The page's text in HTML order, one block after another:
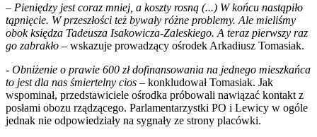
– Pieniędzy jest coraz mniej, a koszty rosną (...) W końcu nastąpiło
tąpnięcie. W przeszłości też bywały różne problemy. Ale mieliśmy
obok księdza Tadeusza Isakowicza-Zaleskiego. A teraz pierwszy raz
go zabrakło – wskazuje prowadzący ośrodek Arkadiusz Tomasiak.
- Obniżenie o prawie 600 zł dofinansowania na jednego mieszkańca
to jest dla nas śmiertelny cios – konkludował Tomasiak. Jak
wspominał, przedstawiciele ośrodka próbowali nawiązać kontakt z
posłami obozu rządzącego. Parlamentarzystki PO i Lewicy w ogóle
jednak nie odpowiedziały na sygnały ze strony placówki.